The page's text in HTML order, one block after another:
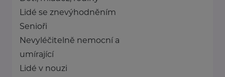
Lidé se znevýhodněním
Senioři
Nevyléčitelně nemocní a
umírající
Lidé v nouzi